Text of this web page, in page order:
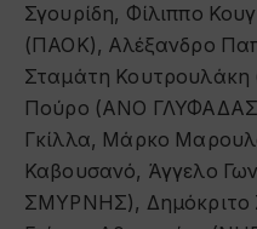
Σγουρίδη, Φίλιππο
(ΠΑΟΚ), Αλέξανδρο
Σταμάτη
Πούρο (ΑΝΟ
Γκίλλα, Μάρκο
Καβουσανό, Άγγελο
ΣΜΥΡΝΗΣ), Δημόκριτο